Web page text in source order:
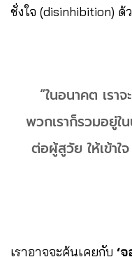
ชั่งใจ (disinhibition) ด้
“ในอนาคต เรา
พวกเราก็รวมอยู่ใ
ต่อผู้สูวัย ให้เข้าใ
เราอาจจะคุ้นเคยกับ ‘